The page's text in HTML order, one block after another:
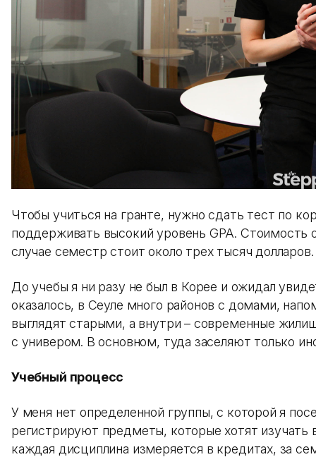
Чтобы учиться на гранте, нужно сдать тест по
поддерживать высокий уровень GPA. Стоимость
случае семестр стоит около трех тысяч
До учебы я ни разу не был в Корее и ожидал
оказалось, в Сеуле много районов с домами,
выглядят старыми, а внутри – современные
с универом. В основном, туда заселяют только
Учебный процесс
У меня нет определенной группы, с которой я
регистрируют предметы, которые хотят
каждая дисциплина измеряется в кредитах, за